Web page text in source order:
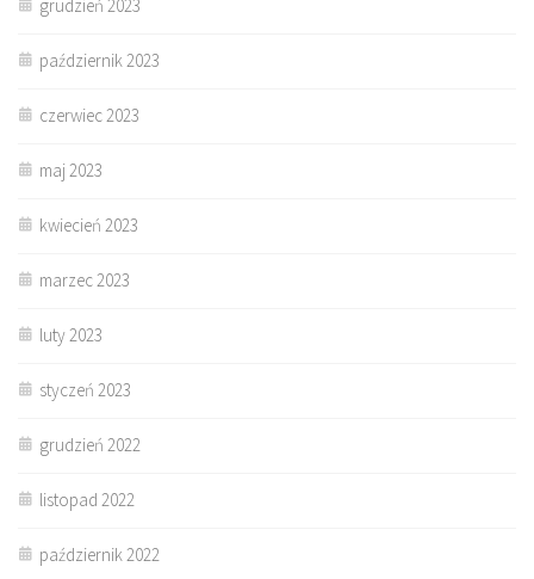
grudzień 2023
październik 2023
czerwiec 2023
maj 2023
kwiecień 2023
marzec 2023
luty 2023
styczeń 2023
grudzień 2022
listopad 2022
październik 2022